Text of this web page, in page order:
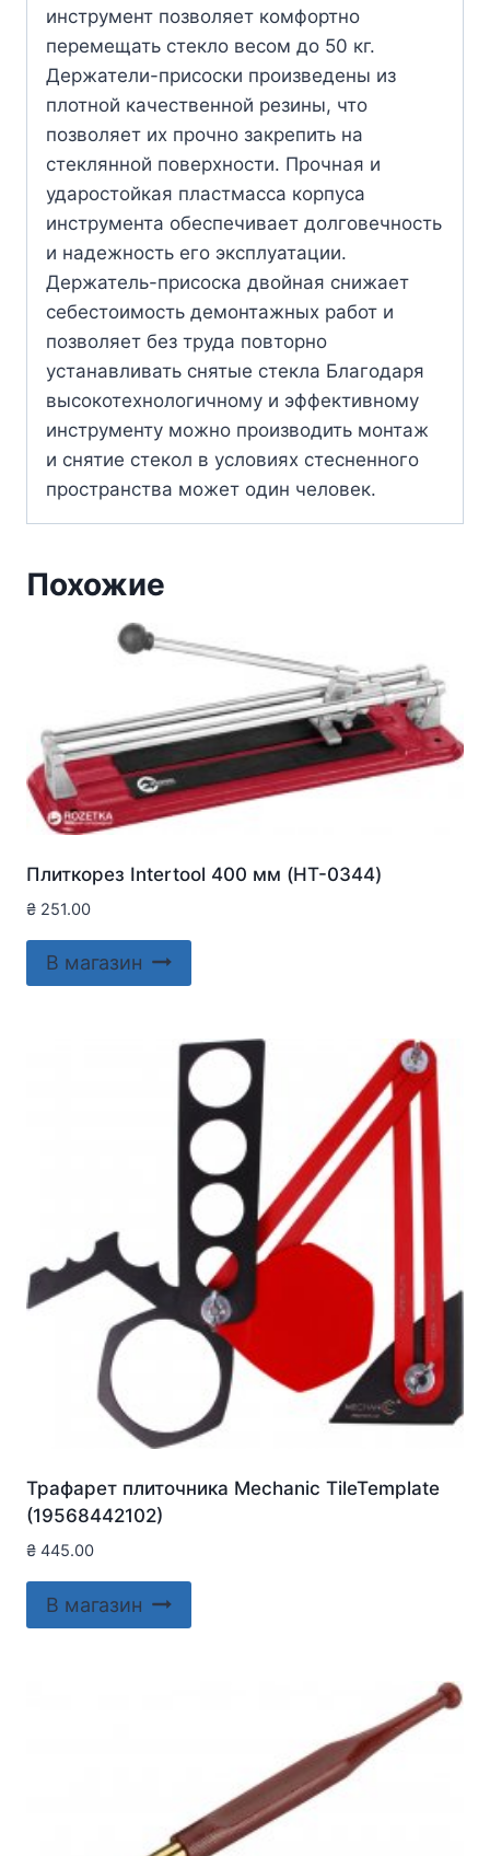
инструмент позволяет комфортно
перемещать стекло весом до 50 кг.
Держатели-присоски произведены из
плотной качественной резины, что
позволяет их прочно закрепить на
стеклянной поверхности. Прочная и
ударостойкая пластмасса корпуса
инструмента обеспечивает долговечность
и надежность его эксплуатации.
Держатель-присоска двойная снижает
себестоимость демонтажных работ и
позволяет без труда повторно
устанавливать снятые стекла Благодаря
высокотехнологичному и эффективному
инструменту можно производить монтаж
и снятие стекол в условиях стесненного
пространства может один человек.
Похожие
Плиткорез Intertool 400 мм (HT-0344)
₴ 251.00
В магазин
Трафарет плиточника Mechanic TileTemplate
(19568442102)
₴ 445.00
В магазин